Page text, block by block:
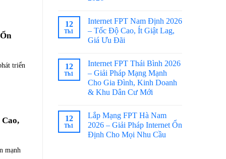
triển
mạnh
12
Th1
Internet FPT Nam Định 2026
– Tốc Độ Cao, Ít Giật Lag,
Giá Ưu Đãi
12
Th1
Internet FPT Thái Bình 2026
– Giải Pháp Mạng Mạnh
Cho Gia Đình, Kinh Doanh
& Khu Dân Cư Mới
12
Th1
Lắp Mạng FPT Hà Nam
2026 – Giải Pháp Internet Ổn
Định Cho Mọi Nhu Cầu